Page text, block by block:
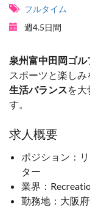
フルタイム
週4.5日間
泉州富中田岡ゴ
スポーツと楽しみ
生活バランス を大
す。
求人概要
ポジション：
ター
業界：
勤務地：大阪